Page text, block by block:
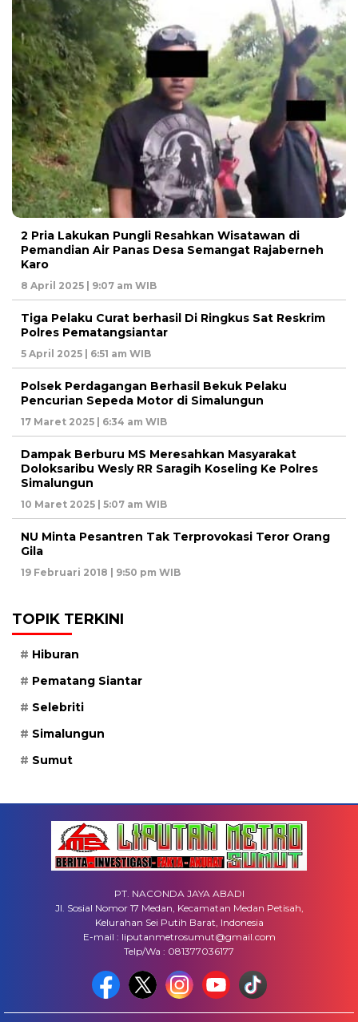
2 Pria Lakukan Pungli Resahkan Wisatawan di
Pemandian Air Panas Desa Semangat Rajaberneh
Karo
8 April 2025 | 9:07 am WIB
Tiga Pelaku Curat berhasil Di Ringkus Sat Reskrim
Polres Pematangsiantar
5 April 2025 | 6:51 am WIB
Polsek Perdagangan Berhasil Bekuk Pelaku
Pencurian Sepeda Motor di Simalungun
17 Maret 2025 | 6:34 am WIB
Dampak Berburu MS Meresahkan Masyarakat
Doloksaribu Wesly RR Saragih Koseling Ke Polres
Simalungun
10 Maret 2025 | 5:07 am WIB
NU Minta Pesantren Tak Terprovokasi Teror Orang
Gila
19 Februari 2018 | 9:50 pm WIB
TOPIK TERKINI
Hiburan
Pematang Siantar
Selebriti
Simalungun
Sumut
PT. NACONDA JAYA ABADI
Jl. Sosial Nomor 17 Medan, Kecamatan Medan Petisah,
Kelurahan Sei Putih Barat, Indonesia
E-mail : liputanmetrosumut@gmail.com
Telp/Wa : 081377036177